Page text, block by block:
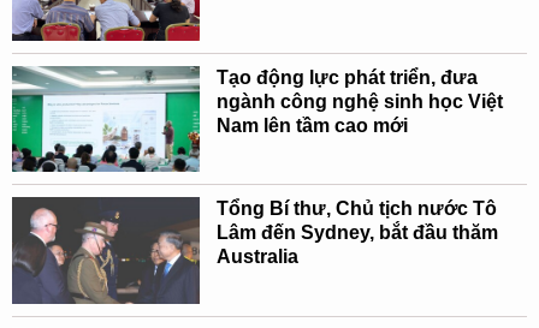
Tạo động lực phát triển, đưa
ngành công nghệ sinh học Việt
Nam lên tầm cao mới
Tổng Bí thư, Chủ tịch nước Tô
Lâm đến Sydney, bắt đầu thăm
Australia